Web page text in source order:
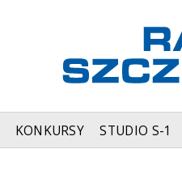
KONKURSY STUDIO S-1